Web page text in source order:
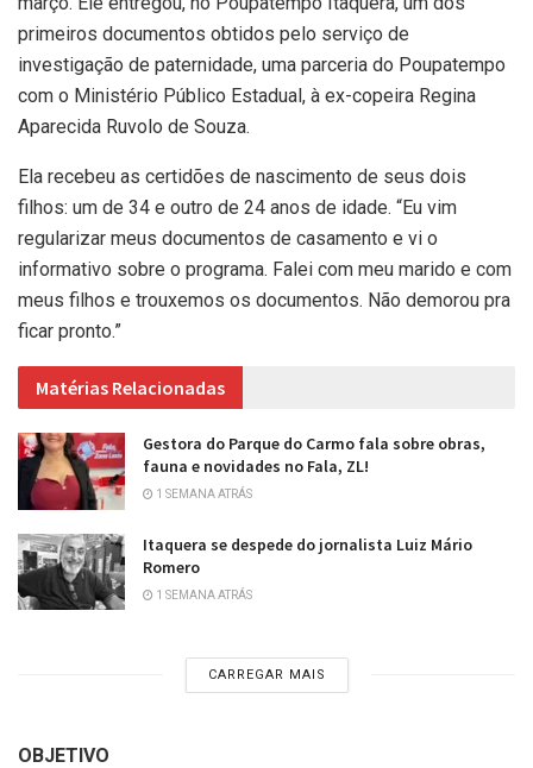
primeiros documentos obtidos pelo serviço de
investigação de paternidade, uma parceria do Poupatempo
com o Ministério Público Estadual, à ex-copeira Regina
Aparecida Ruvolo de Souza.
Ela recebeu as certidões de nascimento de seus dois
filhos: um de 34 e outro de 24 anos de idade. “Eu vim
regularizar meus documentos de casamento e vi o
informativo sobre o programa. Falei com meu marido e com
meus filhos e trouxemos os documentos. Não demorou pra
ficar pronto.”
Matérias Relacionadas
Gestora do Parque do Carmo fala sobre obras,
fauna e novidades no Fala, ZL!
1 SEMANA ATRÁS
Itaquera se despede do jornalista Luiz Mário
Romero
1 SEMANA ATRÁS
CARREGAR MAIS
OBJETIVO